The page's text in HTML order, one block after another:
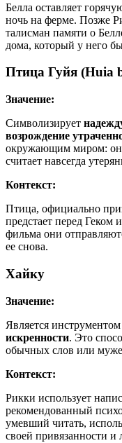
Белла оставляет
ночь на ферме. Позже
талисман памяти о
дома, который у него
Птица Гуйя (Huia
Значение:
Символизирует
возрождение
окружающим миром:
считает навсегда
Контекст:
Птица, официально
предстает перед Геком
фильма они
ее снова.
Хайку
Значение:
Является инструментом
искренности. Это
обычных слов или
Контекст:
Рикки использует
рекомендованный
умевший читать,
своей привязанности и